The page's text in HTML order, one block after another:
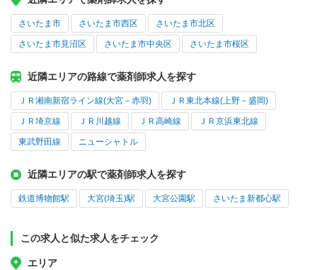
さいたま市 さいたま市西区 さいたま市北区
さいたま市見沼区 さいたま市中央区 さいたま市桜区
近隣エリアの路線で薬剤師求人を探す
ＪＲ湘南新宿ライン線(大宮－赤羽) ＪＲ東北本線(上野－盛岡)
ＪＲ埼京線 ＪＲ川越線 ＪＲ高崎線 ＪＲ京浜東北線
東武野田線 ニューシャトル
近隣エリアの駅で薬剤師求人を探す
鉄道博物館駅 大宮(埼玉)駅 大宮公園駅 さいたま新都心駅
この求人と似た求人をチェック
エリア